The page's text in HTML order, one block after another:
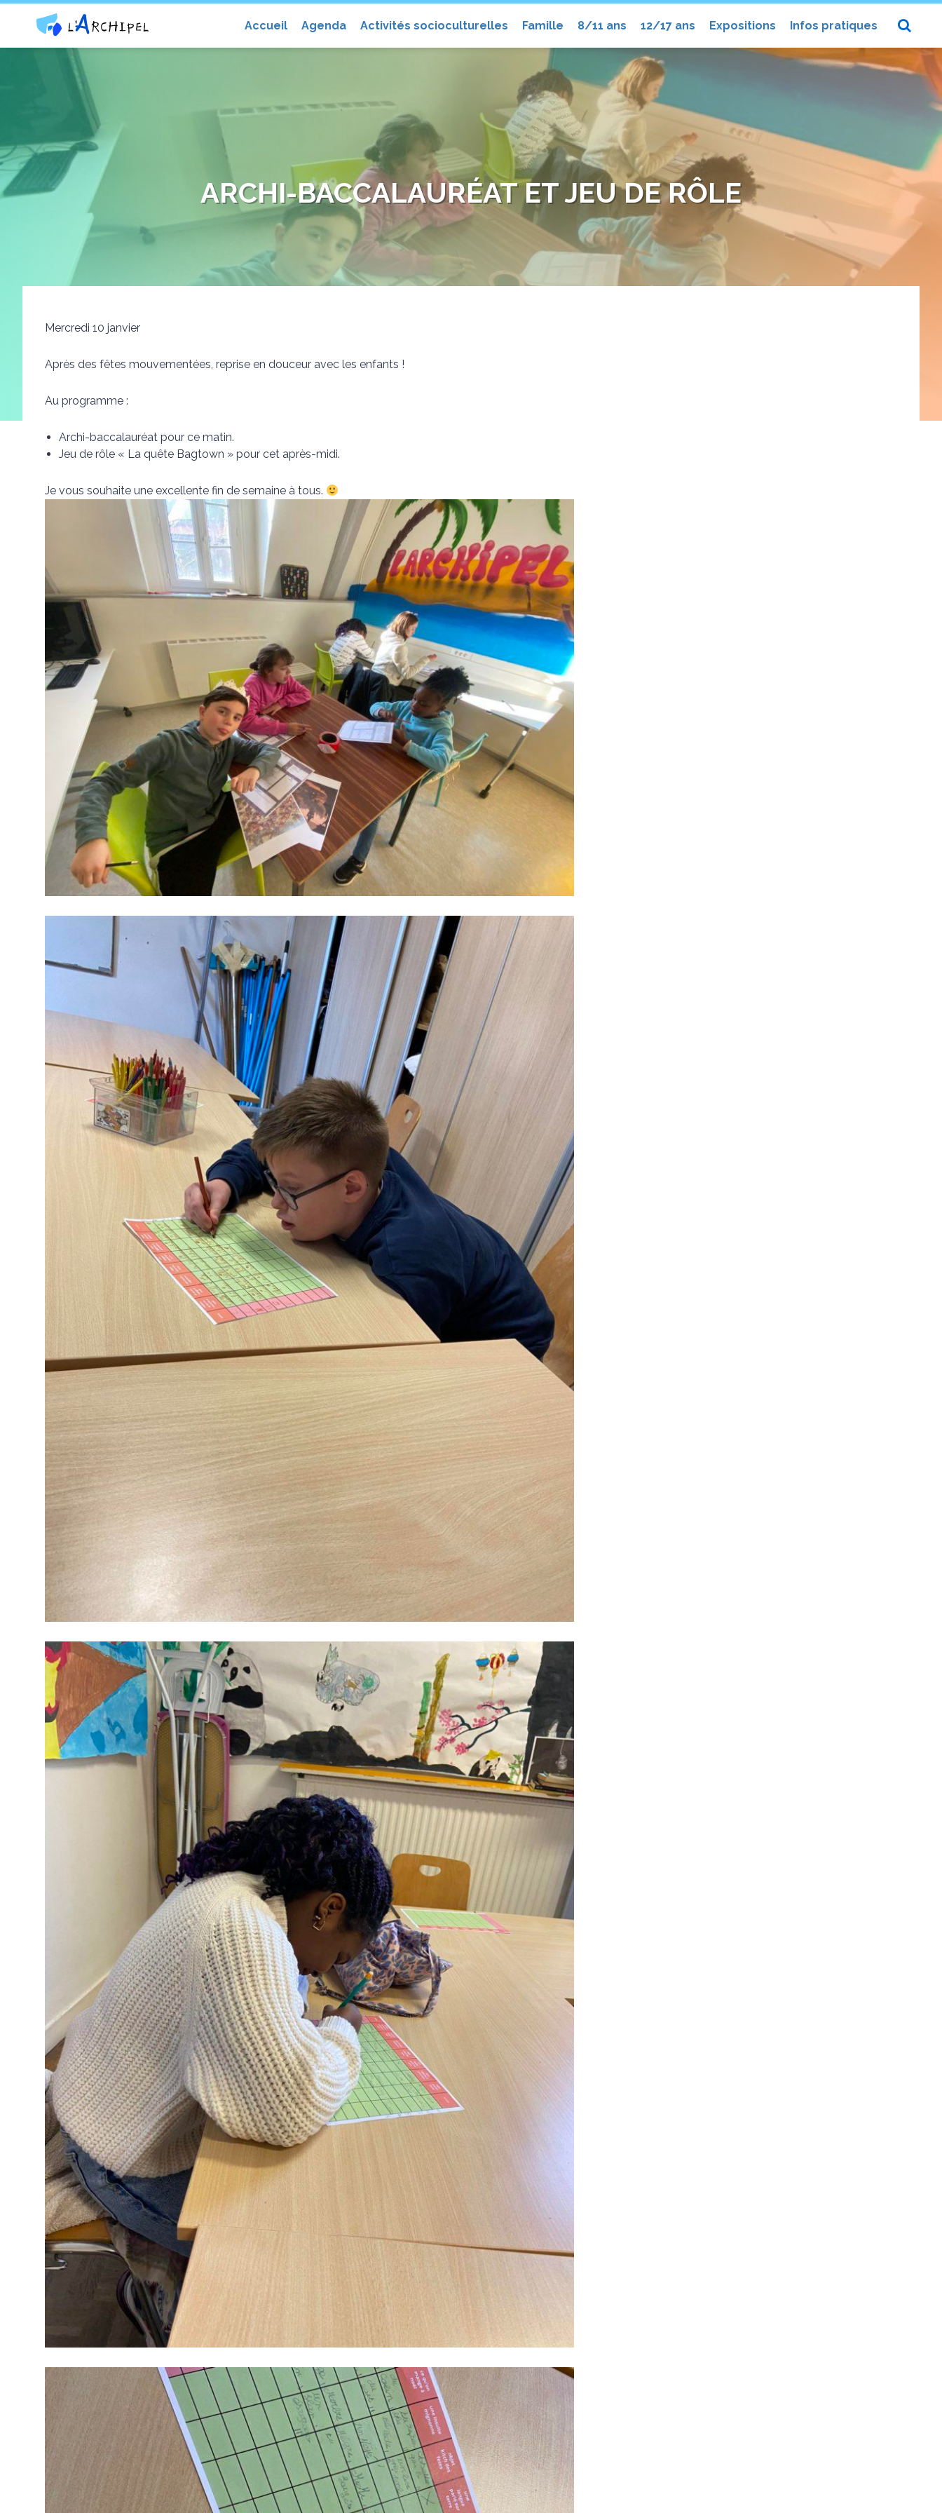
Accueil Agenda Activités socioculturelles Famille 8/11 ans 12/17 ans Expositions Infos pratiques
Centre social et culturel l'Archipel
ARCHI-BACCALAURÉAT ET JEU DE RÔLE
Mercredi 10 janvier
Après des fêtes mouvementées, reprise en douceur avec les enfants !
Au programme :
Archi-baccalauréat pour ce matin.
Jeu de rôle « La quête Bagtown » pour cet après-midi.
Je vous souhaite une excellente fin de semaine à tous.